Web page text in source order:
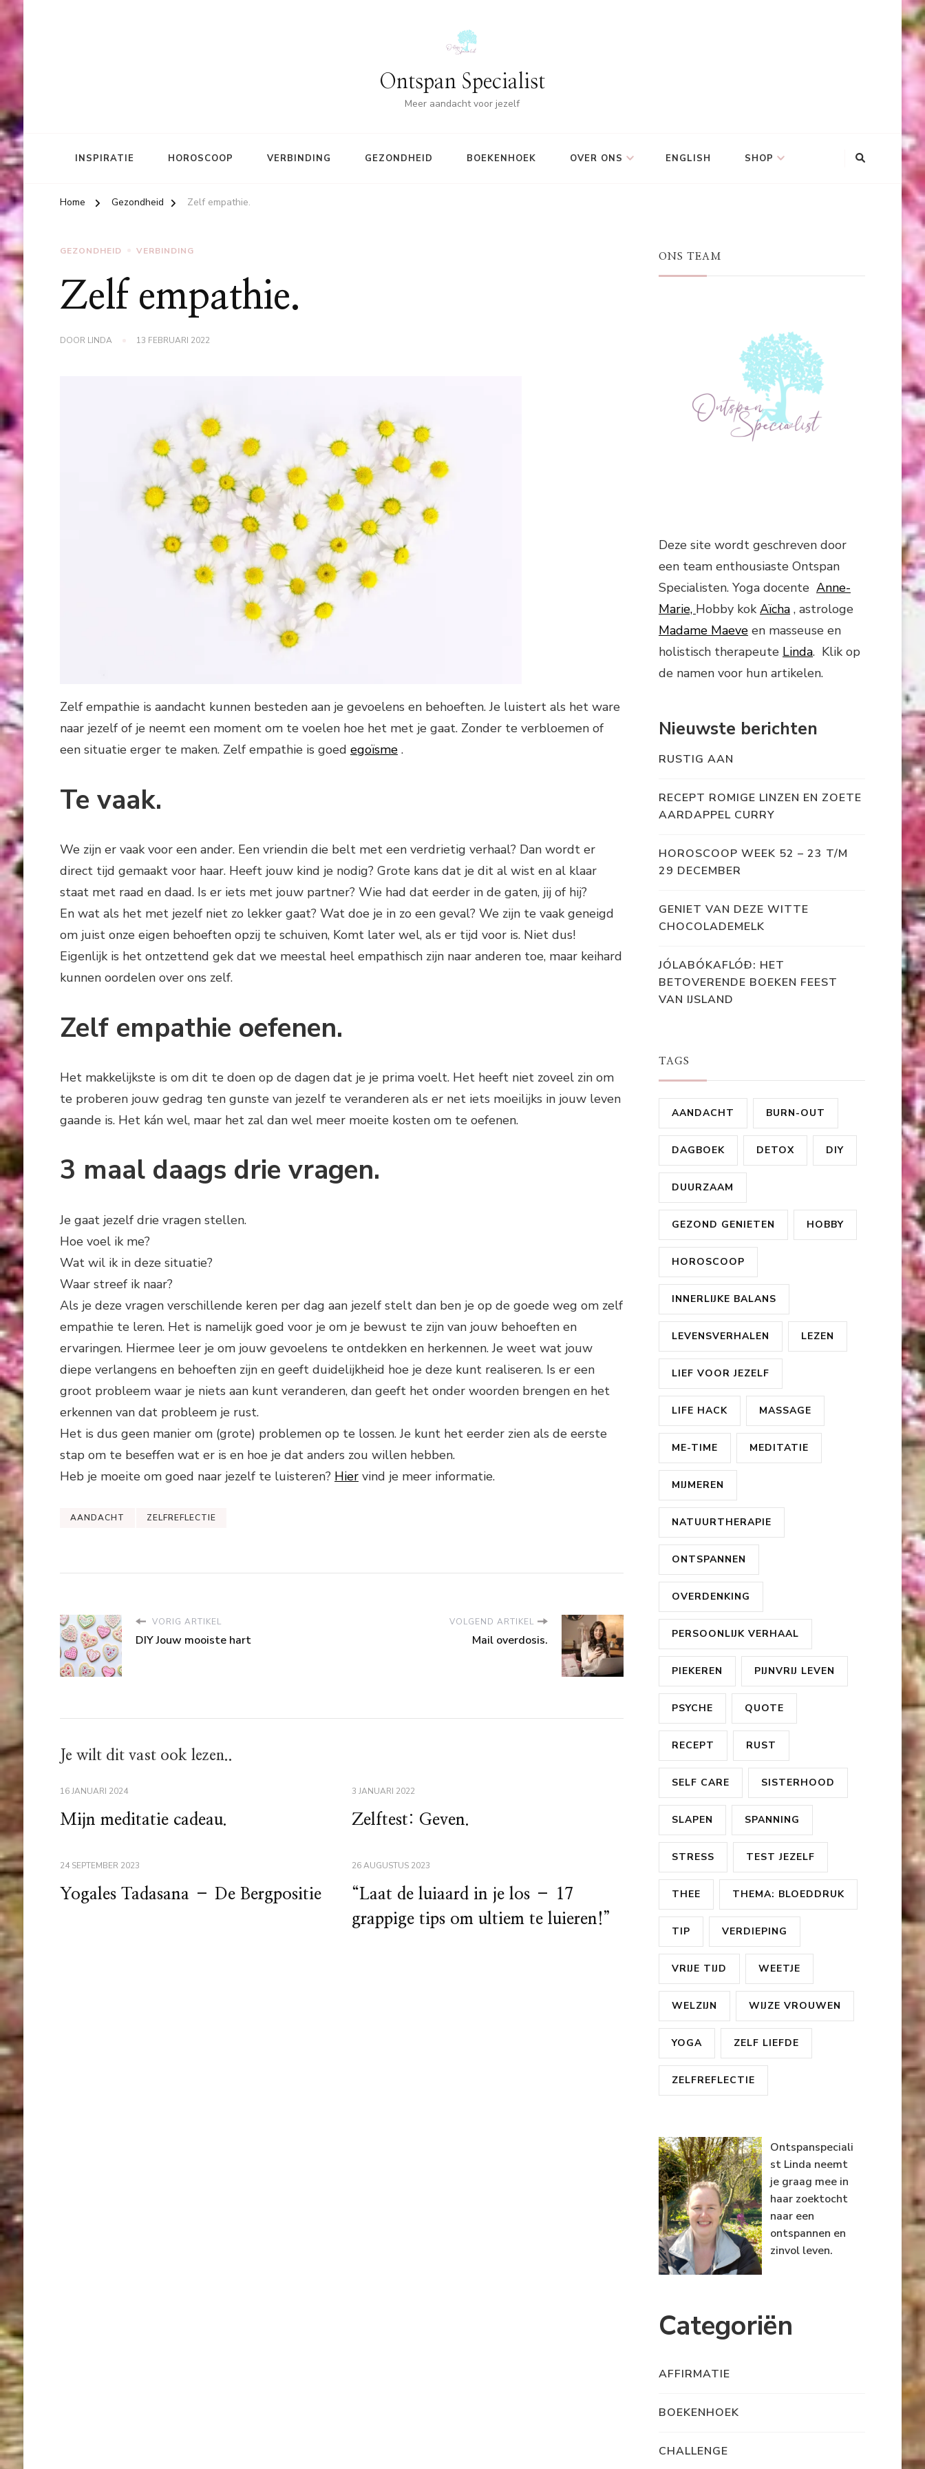
Ontspan Specialist
Meer aandacht voor jezelf
INSPIRATIE HOROSCOOP VERBINDING GEZONDHEID BOEKENHOEK OVER ONS ENGLISH SHOP
Home Gezondheid Zelf empathie.
GEZONDHEID VERBINDING
Zelf empathie.
DOOR LINDA 13 FEBRUARI 2022
Zelf empathie is aandacht kunnen besteden aan je gevoelens en behoeften. Je luistert als het ware
naar jezelf of je neemt een moment om te voelen hoe het met je gaat. Zonder te verbloemen of
een situatie erger te maken. Zelf empathie is goed egoïsme.
Te vaak.
We zijn er vaak voor een ander. Een vriendin die belt met een verdrietig verhaal? Dan wordt er
direct tijd gemaakt voor haar. Heeft jouw kind je nodig? Grote kans dat je dit al wist en al klaar
staat met raad en daad. Is er iets met jouw partner? Wie had dat eerder in de gaten, jij of hij?
En wat als het met jezelf niet zo lekker gaat? Wat doe je in zo een geval? We zijn te vaak geneigd
om juist onze eigen behoeften opzij te schuiven, Komt later wel, als er tijd voor is. Niet dus!
Eigenlijk is het ontzettend gek dat we meestal heel empathisch zijn naar anderen toe, maar keihard
kunnen oordelen over ons zelf.
Zelf empathie oefenen.
Het makkelijkste is om dit te doen op de dagen dat je je prima voelt. Het heeft niet zoveel zin om
te proberen jouw gedrag ten gunste van jezelf te veranderen als er net iets moeilijks in jouw leven
gaande is. Het kán wel, maar het zal dan wel meer moeite kosten om te oefenen.
3 maal daags drie vragen.
Je gaat jezelf drie vragen stellen.
Hoe voel ik me?
Wat wil ik in deze situatie?
Waar streef ik naar?
Als je deze vragen verschillende keren per dag aan jezelf stelt dan ben je op de goede weg om zelf
empathie te leren. Het is namelijk goed voor je om je bewust te zijn van jouw behoeften en
ervaringen. Hiermee leer je om jouw gevoelens te ontdekken en herkennen. Je weet wat jouw
diepe verlangens en behoeften zijn en geeft duidelijkheid hoe je deze kunt realiseren. Is er een
groot probleem waar je niets aan kunt veranderen, dan geeft het onder woorden brengen en het
erkennen van dat probleem je rust.
Het is dus geen manier om (grote) problemen op te lossen. Je kunt het eerder zien als de eerste
stap om te beseffen wat er is en hoe je dat anders zou willen hebben.
Heb je moeite om goed naar jezelf te luisteren? Hiervind je meer informatie.
AANDACHT ZELFREFLECTIE
VORIG ARTIKEL
DIY Jouw mooiste hart
VOLGEND ARTIKEL
Mail overdosis.
Je wilt dit vast ook lezen..
16 JANUARI 2024
Mijn meditatie cadeau.
3 JANUARI 2022
Zelftest: Geven.
24 SEPTEMBER 2023
Yogales Tadasana – De Bergpositie
26 AUGUSTUS 2023
“Laat de luiaard in je los – 17
grappige tips om ultiem te luieren!”
ONS TEAM
Deze site wordt geschreven door
een team enthousiaste Ontspan
Specialisten. Yoga docente Anne-
Marie, Hobby kok Aïcha, astrologe
Madame Maeveen masseuse en
holistisch therapeute Linda. Klik op
de namen voor hun artikelen.
Nieuwste berichten
RUSTIG AAN
RECEPT ROMIGE LINZEN EN ZOETE
AARDAPPEL CURRY
HOROSCOOP WEEK 52 – 23 T/M
29 DECEMBER
GENIET VAN DEZE WITTE
CHOCOLADEMELK
JÓLABÓKAFLÓÐ: HET
BETOVERENDE BOEKEN FEEST
VAN IJSLAND
TAGS
AANDACHT BURN-OUT
DAGBOEK DETOX DIY
DUURZAAM
GEZOND GENIETEN HOBBY
HOROSCOOP
INNERLIJKE BALANS
LEVENSVERHALEN LEZEN
LIEF VOOR JEZELF
LIFE HACK MASSAGE
ME-TIME MEDITATIE
MIJMEREN
NATUURTHERAPIE
ONTSPANNEN
OVERDENKING
PERSOONLIJK VERHAAL
PIEKEREN PIJNVRIJ LEVEN
PSYCHE QUOTE
RECEPT RUST
SELF CARE SISTERHOOD
SLAPEN SPANNING
STRESS TEST JEZELF
THEE THEMA: BLOEDDRUK
TIP VERDIEPING
VRIJE TIJD WEETJE
WELZIJN WIJZE VROUWEN
YOGA ZELF LIEFDE
ZELFREFLECTIE
Ontspanspeciali
st Linda neemt
je graag mee in
haar zoektocht
naar een
ontspannen en
zinvol leven.
Categoriën
AFFIRMATIE
BOEKENHOEK
CHALLENGE